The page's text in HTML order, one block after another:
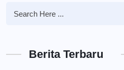
Berita Terbaru